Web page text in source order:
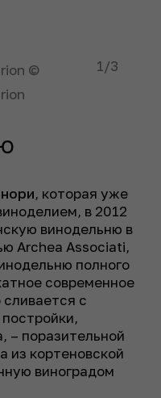
©
1 /3
, которая уже
в 2012
винодельню в
Archea Associati,
полного
современное
с
– поразительной
из кортеновской
виноградом